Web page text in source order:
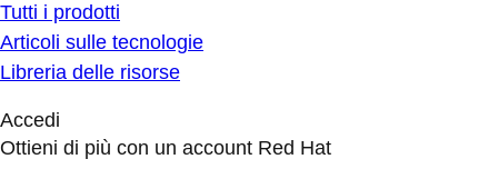
Tutti i prodotti
Articoli sulle tecnologie
Libreria delle risorse
Accedi
Ottieni di più con un account Red Hat